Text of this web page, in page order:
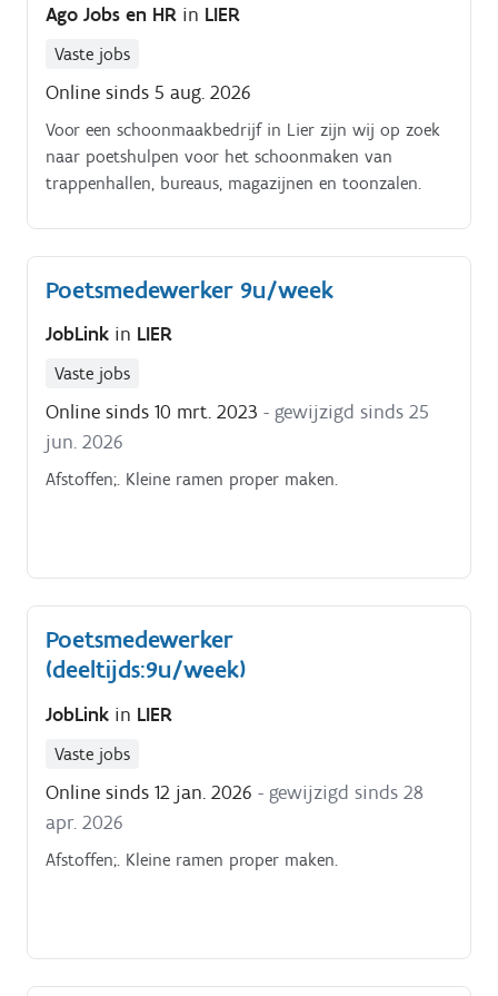
Ago Jobs en HR in LIER
Vaste jobs
Online sinds 5 aug. 2026
Voor een schoonmaakbedrijf in Lier zijn wij op zoek
naar poetshulpen voor het schoonmaken van
trappenhallen, bureaus, magazijnen en toonzalen.
Poetsmedewerker 9u/week
JobLink in LIER
Vaste jobs
Online sinds 10 mrt. 2023 - gewijzigd sinds 25
jun. 2026
Afstoffen;. Kleine ramen proper maken.
Poetsmedewerker
(deeltijds:9u/week)
JobLink in LIER
Vaste jobs
Online sinds 12 jan. 2026 - gewijzigd sinds 28
apr. 2026
Afstoffen;. Kleine ramen proper maken.